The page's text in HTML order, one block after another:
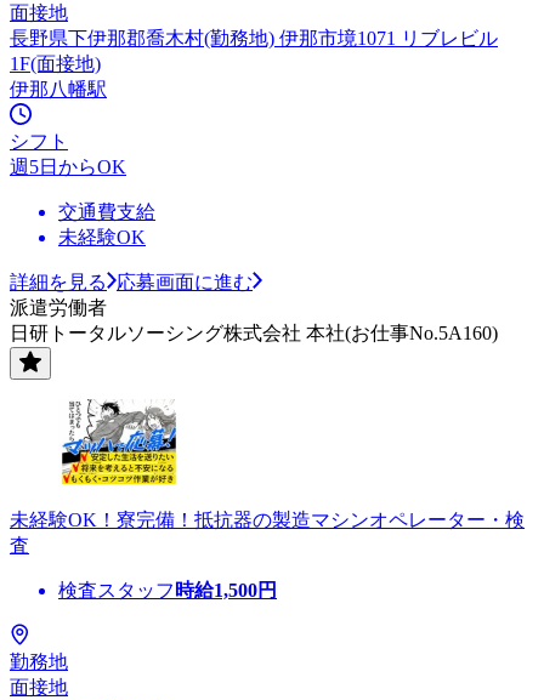
面接地
長野県下伊那郡喬木村(勤務地) 伊那市境1071 リブレビル
1F(面接地)
伊那八幡駅
シフト
週5日からOK
交通費支給
未経験OK
詳細を見る
応募画面に進む
派遣労働者
日研トータルソーシング株式会社 本社(お仕事No.5A160)
未経験OK！寮完備！抵抗器の製造マシンオペレーター・検
査
検査スタッフ 時給1,500円
勤務地
面接地